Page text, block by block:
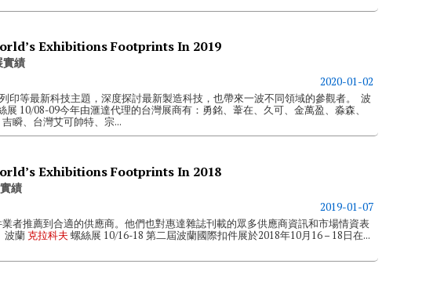
Exhibitions Footprints In 2019
實績
2020-01-02
印等最新科技主題，深度探討最新製造科技，也帶來一波不同領域的參觀者。 波
展 10/08-09今年由滙達代理的台灣展商有：勇銘、葦在、久可、金萬盈、淼森、
瞬、台灣艾可帥特、宗...
Exhibitions Footprints In 2018
績
2019-01-07
者推薦到合適的供應商。他們也對惠達雜誌刊載的眾多供應商資訊和市場情資表
波蘭克拉科夫 螺絲展 10/16-18 第二屆波蘭國際扣件展於2018年10月16 – 18日在...